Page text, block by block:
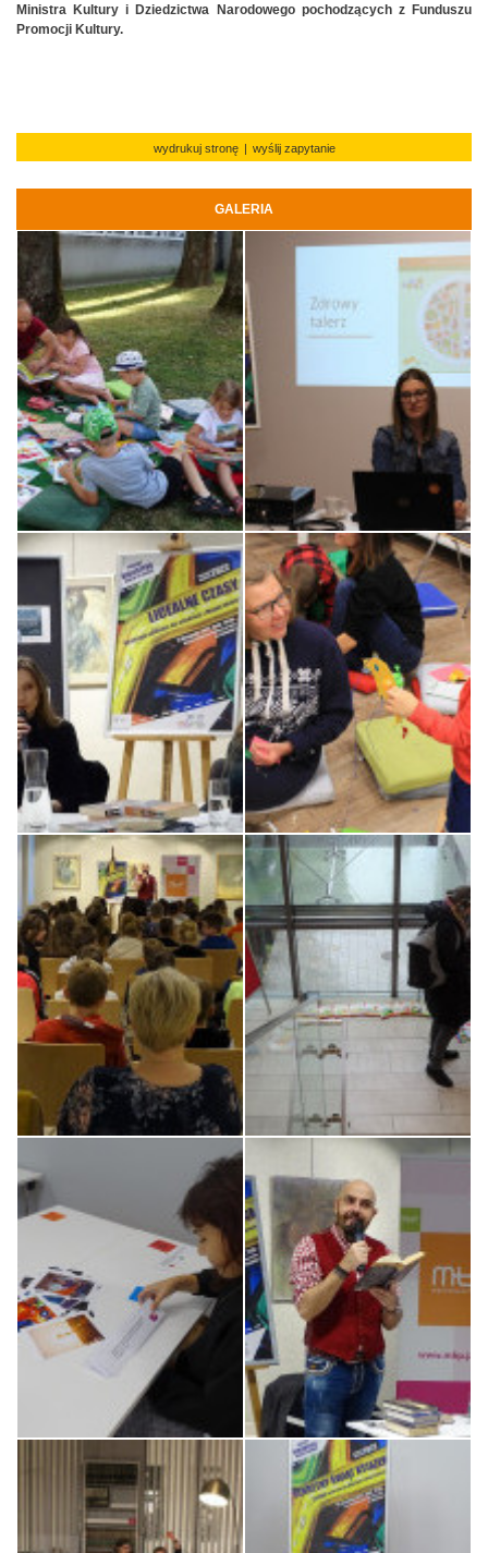
Ministra Kultury i Dziedzictwa Narodowego pochodzących z Funduszu
Promocji Kultury.
wydrukuj stronę | wyślij zapytanie
GALERIA